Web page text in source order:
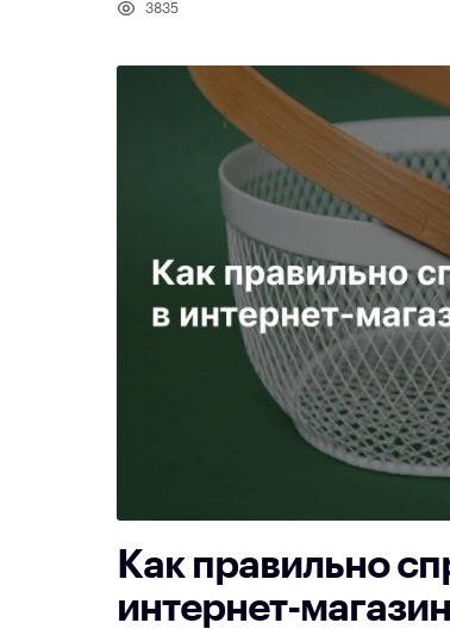
3835
Как правильно
интернет-